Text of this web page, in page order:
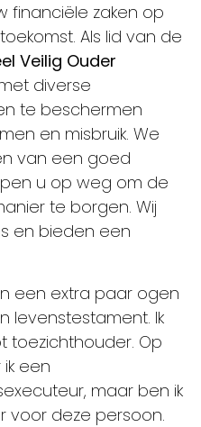
financiële zaken op
Als lid van de
Veilig Ouder
diverse
te beschermen
en misbruik. We
van een goed
u op weg om de
te borgen. Wij
en bieden een
een extra paar ogen
levenstestament. Ik
toezichthouder. Op
een
maar ben ik
voor deze persoon.